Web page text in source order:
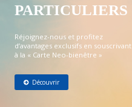
PARTICULIERS
Réjoignez-nous et profitez
d’avantages exclusifs en souscrivant
à la « Carte Neo-bienêtre »
Découvrir